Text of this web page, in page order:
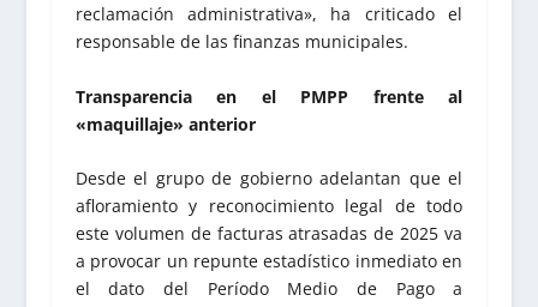
reclamación administrativa», ha criticado el
responsable de las finanzas municipales.
Transparencia en el PMPP frente al
«maquillaje» anterior
Desde el grupo de gobierno adelantan que el
afloramiento y reconocimiento legal de todo
este volumen de facturas atrasadas de 2025 va
a provocar un repunte estadístico inmediato en
el dato del Período Medio de Pago a